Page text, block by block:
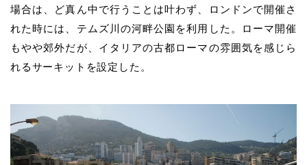
場合は、ど真ん中で行うことは叶わず、ロンドンで開催さ
れた時には、テムズ川の河畔公園を利用した。ローマ開催
もやや郊外だが、イタリアの古都ローマの雰囲気を感じら
れるサーキットを設定した。